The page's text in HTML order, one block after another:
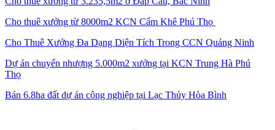
Cho thuê xưởng từ 8000m2 KCN Cẩm Khê Phú Thọ
Cho Thuê Xưởng Đa Dạng Diện Tích Trong CCN Quảng Ninh
Dự án chuyển nhượng 5.000m2 xưởng tại KCN Trung Hà Phú
Thọ
Bán 6.8ha đất dự án công nghiệp tại Lạc Thủy Hòa Bình